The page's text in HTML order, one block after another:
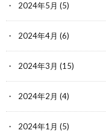
2024年5月 (5)
2024年4月 (6)
2024年3月 (15)
2024年2月 (4)
2024年1月 (5)